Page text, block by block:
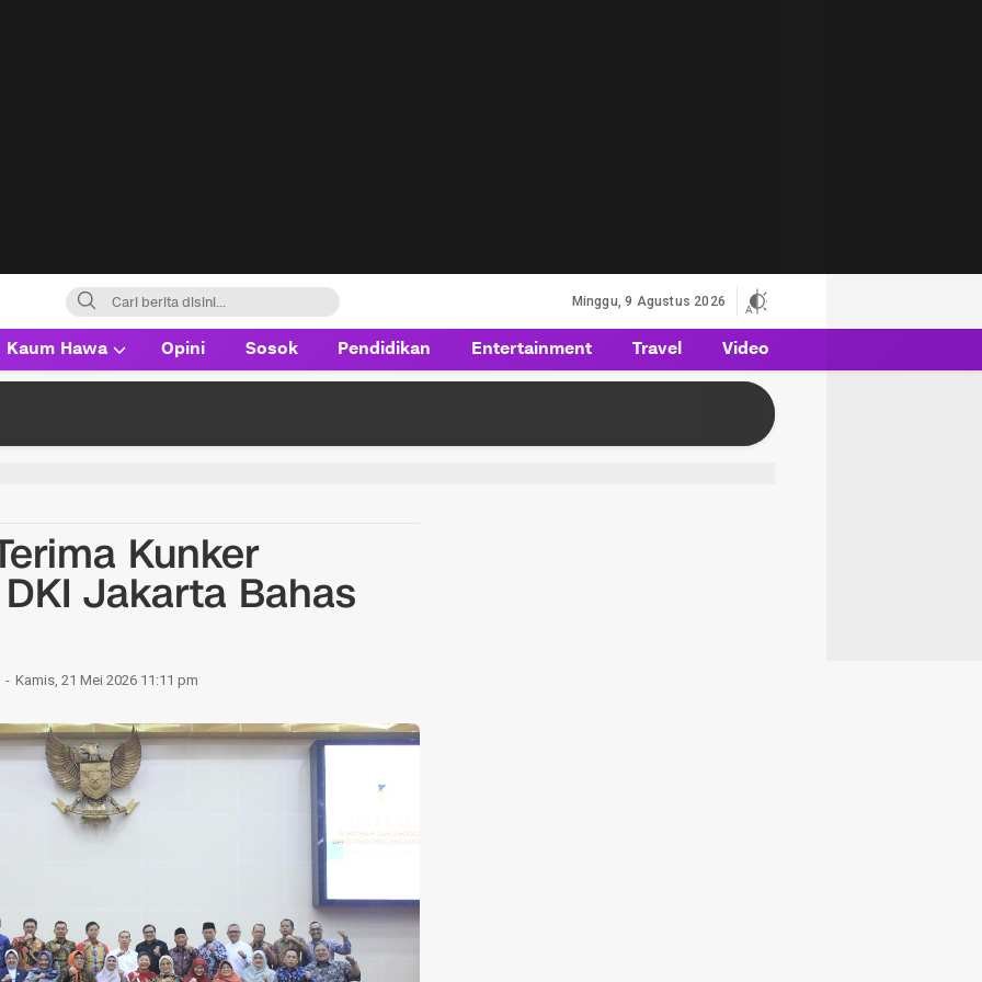
Minggu, 9 Agustus 2026
Kaum Hawa Opini Sosok Pendidikan Entertainment Travel Video
Kunker
Jakarta Bahas
Kamis, 21 Mei 2026 11:11 pm